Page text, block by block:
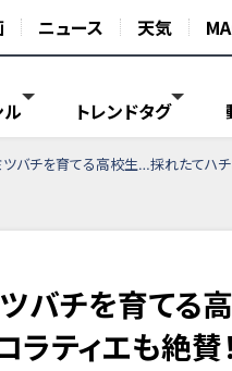
ニュース 天気
ル トレンドタグ
バチを育てる高校生…採れたてハチ
バチを育てる
ラティエも絶賛